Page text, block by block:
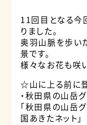
11回目となる今
りました。
奥羽山脈を歩い
景です。
様々なお花も咲
☆山に上る前に登
・秋田県の山岳
「秋田県の山岳
国あきたネット」